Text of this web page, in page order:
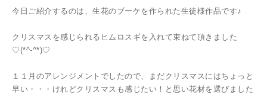
今日ご紹介するのは、生花のブーケを作られた生徒様作品です♪
クリスマスを感じられるヒムロスギを入れて束ねて頂きました
♡(*^-^*)♡
１１月のアレンジメントでしたので、まだクリスマスにはちょっと
早い・・・けれどクリスマスも感じたい！と思い花材を選びました